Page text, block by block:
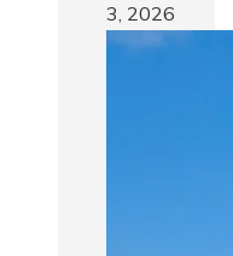
3, 2026